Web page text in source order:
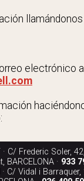
electrónico
· C/ Frederic Soler,
BARCELONA · 933
· C/ Vidal i